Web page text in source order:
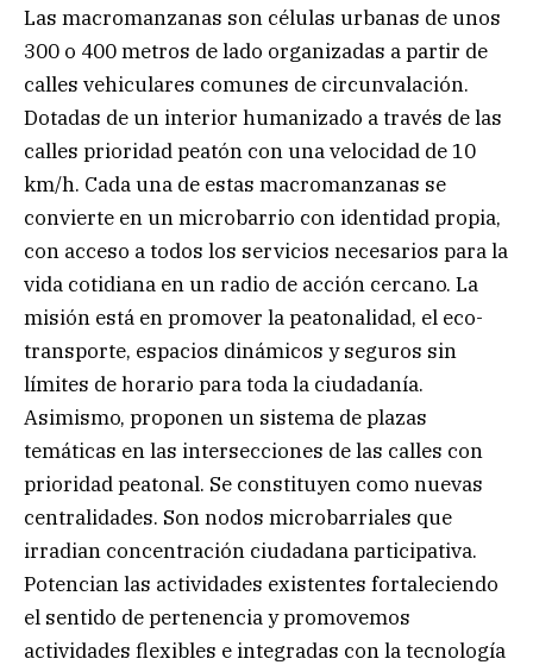
Las macromanzanas son células urbanas de unos
300 o 400 metros de lado organizadas a partir de
calles vehiculares comunes de circunvalación.
Dotadas de un interior humanizado a través de las
calles prioridad peatón con una velocidad de 10
km/h. Cada una de estas macromanzanas se
convierte en un microbarrio con identidad propia,
con acceso a todos los servicios necesarios para la
vida cotidiana en un radio de acción cercano. La
misión está en promover la peatonalidad, el eco-
transporte, espacios dinámicos y seguros sin
límites de horario para toda la ciudadanía.
Asimismo, proponen un sistema de plazas
temáticas en las intersecciones de las calles con
prioridad peatonal. Se constituyen como nuevas
centralidades. Son nodos microbarriales que
irradian concentración ciudadana participativa.
Potencian las actividades existentes fortaleciendo
el sentido de pertenencia y promovemos
actividades flexibles e integradas con la tecnología